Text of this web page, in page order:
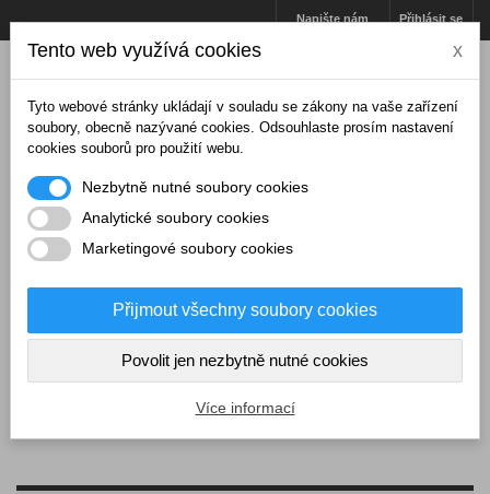
Přihlásit se
Napište nám
Košík (prázdný)
Tento web využívá cookies x
Tyto webové stránky ukládají v souladu se zákony na vaše zařízení
soubory, obecně nazývané cookies. Odsouhlaste prosím nastavení
cookies souborů pro použití webu.
Nezbytně nutné soubory cookies
Analytické soubory cookies
Marketingové soubory cookies
Přijmout všechny soubory cookies
Povolit jen nezbytně nutné cookies
Více informací